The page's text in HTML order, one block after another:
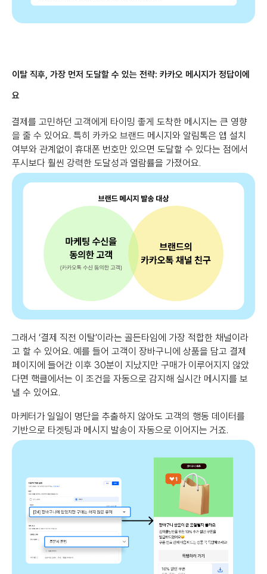
이탈 직후, 가장 먼저 도달할 수 있는 전략: 카카오 메시지가 정답이에
요
결제를 고민하던 고객에게 타이밍 좋게 도착한 메시지는 큰 영향
을 줄 수 있어요. 특히 카카오 브랜드 메시지와 알림톡은 앱 설치
여부와 관계없이 휴대폰 번호만 있으면 도달할 수 있다는 점에서
푸시보다 훨씬 강력한 도달성과 열람률을 가졌어요.
그래서 ‘결제 직전 이탈’이라는 골든타임에 가장 적합한 채널이라
고 할 수 있어요. 예를 들어 고객이 장바구니에 상품을 담고 결제
페이지에 들어간 이후 30분이 지났지만 구매가 이루어지지 않았
다면 핵클에서는 이 조건을 자동으로 감지해 실시간 메시지를 보
낼 수 있어요.
마케터가 일일이 명단을 추출하지 않아도 고객의 행동 데이터를
기반으로 타겟팅과 메시지 발송이 자동으로 이어지는 거죠.